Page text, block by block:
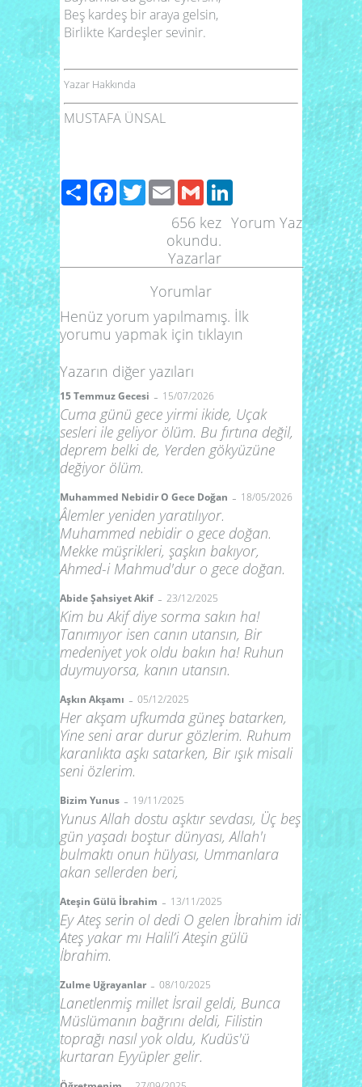
Beş kardeş bir araya gelsin,
Birlikte Kardeşler sevinir.
Yazar Hakkında
MUSTAFA ÜNSAL
PaylaşFacebook
TwitterEmailGmail
Yorum Yaz
656 kez
okundu.
Yazarlar
Yorumlar
Henüz yorum yapılmamış. İlk
yorumu yapmak için tıklayın
Yazarın diğer yazıları
15 Temmuz Gecesi - 15/07/2026
Cuma günü gece yirmi ikide, Uçak
sesleri ile geliyor ölüm. Bu fırtına değil,
deprem belki de, Yerden gökyüzüne
değiyor ölüm.
Muhammed Nebidir O Gece Doğan - 18/05/2026
Âlemler yeniden yaratılıyor.
Muhammed nebidir o gece doğan.
Mekke müşrikleri, şaşkın bakıyor,
Ahmed-i Mahmud'dur o gece doğan.
Abide Şahsiyet Akif - 23/12/2025
Kim bu Akif diye sorma sakın ha!
Tanımıyor isen canın utansın, Bir
medeniyet yok oldu bakın ha! Ruhun
duymuyorsa, kanın utansın.
Aşkın Akşamı - 05/12/2025
Her akşam ufkumda güneş batarken,
Yine seni arar durur gözlerim. Ruhum
karanlıkta aşkı satarken, Bir ışık misali
seni özlerim.
Bizim Yunus - 19/11/2025
Yunus Allah dostu aşktır sevdası, Üç beş
gün yaşadı boştur dünyası, Allah'ı
bulmaktı onun hülyası, Ummanlara
akan sellerden beri,
Ateşin Gülü İbrahim - 13/11/2025
Ey Ateş serin ol dedi O gelen İbrahim idi
Ateş yakar mı Halil’i Ateşin gülü
İbrahim.
Zulme Uğrayanlar - 08/10/2025
Lanetlenmiş millet İsrail geldi, Bunca
Müslümanın bağrını deldi, Filistin
toprağı nasıl yok oldu, Kudüs'ü
kurtaran Eyyüpler gelir.